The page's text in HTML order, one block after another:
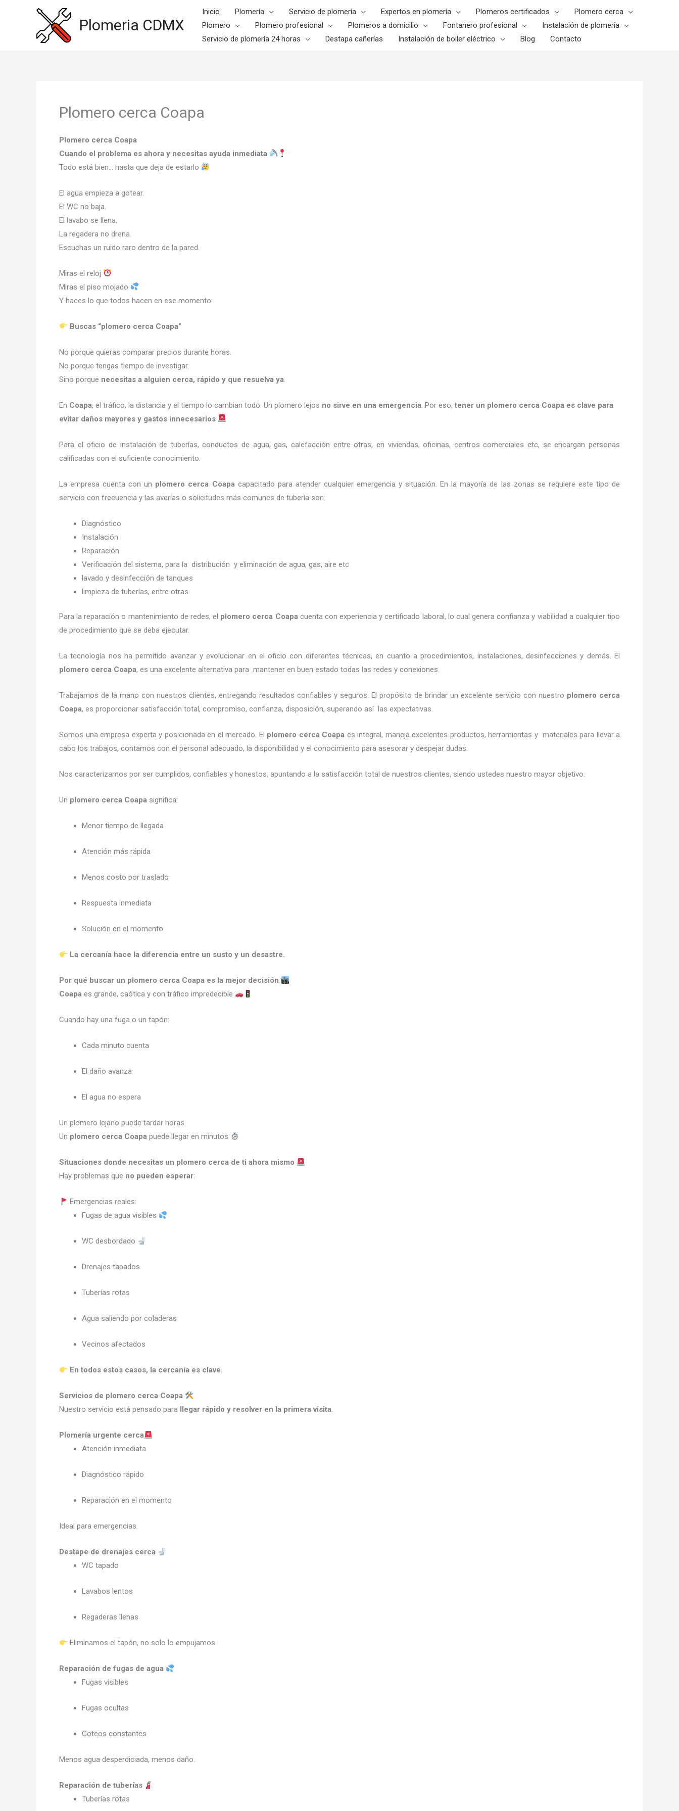
Plomeria CDMX
Inicio Plomería Servicio de plomería Expertos en plomería Plomeros certificados
Plomero cerca
Plomero
Plomero profesional Plomeros a domicilio Fontanero profesional
Instalación de plomería
Servicio de plomería 24 horas
Destapa cañerías Instalación de boiler eléctrico Blog Contacto
Plomero cerca Coapa
Plomero cerca Coapa
Cuando el problema es ahora y necesitas ayuda inmediata
Todo está bien… hasta que deja de estarlo
El agua empieza a gotear.
El WC no baja.
El lavabo se llena.
La regadera no drena.
Escuchas un ruido raro dentro de la pared.
Miras el reloj
Miras el piso mojado
Y haces lo que todos hacen en ese momento:
Buscas “plomero cerca Coapa”
No porque quieras comparar precios durante horas.
No porque tengas tiempo de investigar.
Sino porque necesitas a alguien cerca, rápido y que resuelva ya
En Coapa, el tráfico, la distancia y el tiempo lo cambian todo. Un plomero lejos no sirve en una emergencia . Por eso, tener un plomero cerca Coapa es clave para
evitar daños mayores y gastos innecesarios
Para el oficio de instalación de tuberías, conductos de agua, gas, calefacción entre otras, en viviendas, oficinas, centros comerciales etc, se encargan personas
calificadas con el suficiente conocimiento.
La empresa cuenta con un plomero cerca Coapa capacitado para atender cualquier emergencia y situación. En la mayoría de las zonas se requiere este tipo de
servicio con frecuencia y las averías o solicitudes más comunes de tubería son:
Diagnóstico
Instalación
Reparación
Verificación del sistema, para la distribución y eliminación de agua, gas, aire etc
lavado y desinfección de tanques
limpieza de tuberías, entre otras.
Para la reparación o mantenimiento de redes, el plomero cerca Coapa cuenta con experiencia y certificado laboral, lo cual genera confianza y viabilidad a cualquier tipo
de procedimiento que se deba ejecutar.
La tecnología nos ha permitido avanzar y evolucionar en el oficio con diferentes técnicas, en cuanto a procedimientos, instalaciones, desinfecciones y demás. El
plomero cerca Coapa, es una excelente alternativa para mantener en buen estado todas las redes y conexiones.
Trabajamos de la mano con nuestros clientes, entregando resultados confiables y seguros. El propósito de brindar un excelente servicio con nuestro plomero cerca
Coapa, es proporcionar satisfacción total, compromiso, confianza, disposición, superando así las expectativas.
Somos una empresa experta y posicionada en el mercado. El plomero cerca Coapa es integral, manejaexcelentes productos, herramientas y materiales para llevar a
cabo los trabajos, contamos con el personal adecuado, la disponibilidad y el conocimiento para asesorar y despejar dudas.
Nos caracterizamos por ser cumplidos, confiables y honestos, apuntando a la satisfacción total de nuestros clientes, siendo ustedes nuestro mayor objetivo.
Un plomero cerca Coapa significa:
Menor tiempo de llegada
Atención más rápida
Menos costo por traslado
Respuesta inmediata
Solución en el momento
La cercanía hace la diferencia entre un susto y un desastre.
Por qué buscar un plomero cerca Coapa es la mejor decisión
Coapa es grande, caótica y con tráfico impredecible
Cuando hay una fuga o un tapón:
Cada minuto cuenta
El daño avanza
El agua no espera
Un plomero lejano puede tardar horas.
Un plomero cerca Coapa puede llegar en minutos
Situaciones donde necesitas un plomero cerca de ti ahora mismo
Hay problemas que no pueden esperar:
Emergencias reales:
Fugas de agua visibles
WC desbordado
Drenajes tapados
Tuberías rotas
Agua saliendo por coladeras
Vecinos afectados
En todos estos casos, la cercanía es clave.
Servicios de plomero cerca Coapa
Nuestro servicio está pensado para llegar rápido y resolver en la primera visita.
Plomería urgente cerca
Atención inmediata
Diagnóstico rápido
Reparación en el momento
Ideal para emergencias.
Destape de drenajes cerca
WC tapado
Lavabos lentos
Regaderas llenas
Eliminamos el tapón, no solo lo empujamos.
Reparación de fugas de agua
Fugas visibles
Fugas ocultas
Goteos constantes
Menos agua desperdiciada, menos daño.
Reparación de tuberías
Tuberías rotas